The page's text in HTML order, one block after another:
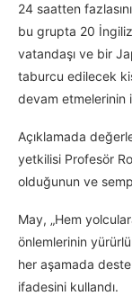
24 saatten
bu grupta 20
vatandaşı ve bir
taburcu edilecek
devam etmelerinin
Açıklamada
yetkilisi Profesör
olduğunun ve
May, „Hem
önlemlerinin
her aşamada
ifadesini kullandı.